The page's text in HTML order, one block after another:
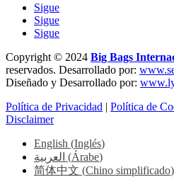
Sigue
Sigue
Sigue
Copyright © 2024 Big Bags
reservados. Desarrollado por:
Diseñado y Desarrollado por:
Política de Privacidad | Política de
Disclaimer
English (Inglés)
العربية (Árabe)
简体中文 (Chino simplificado)